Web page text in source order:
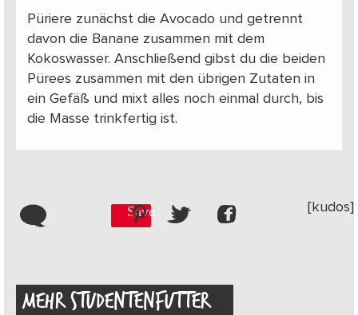
Püriere zunächst die Avocado und getrennt
davon die Banane zusammen mit dem
Kokoswasser. Anschließend gibst du die beiden
Pürees zusammen mit den übrigen Zutaten in
ein Gefäß und mixt alles noch einmal durch, bis
die Masse trinkfertig ist.
Save [kudos]
MEHR STUDENTENFUTTER